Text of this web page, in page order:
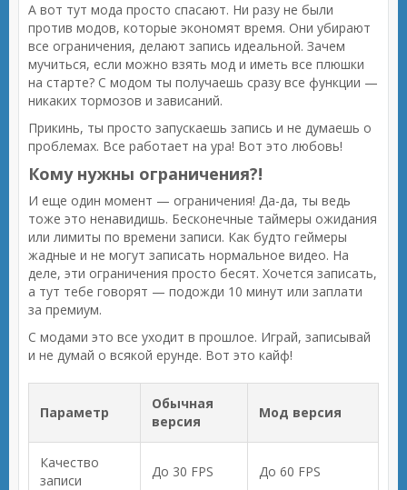
А вот тут мода просто спасают. Ни разу не были
против модов, которые экономят время. Они убирают
все ограничения, делают запись идеальной. Зачем
мучиться, если можно взять мод и иметь все плюшки
на старте? С модом ты получаешь сразу все функции —
никаких тормозов и зависаний.
Прикинь, ты просто запускаешь запись и не думаешь о
проблемах. Все работает на ура! Вот это любовь!
Кому нужны ограничения?!
И еще один момент — ограничения! Да-да, ты ведь
тоже это ненавидишь. Бесконечные таймеры ожидания
или лимиты по времени записи. Как будто геймеры
жадные и не могут записать нормальное видео. На
деле, эти ограничения просто бесят. Хочется записать,
а тут тебе говорят — подожди 10 минут или заплати
за премиум.
С модами это все уходит в прошлое. Играй, записывай
и не думай о всякой ерунде. Вот это кайф!
Параметр
Обычная
версия
Мод версия
Качество
записи
До 30 FPS До 60 FPS